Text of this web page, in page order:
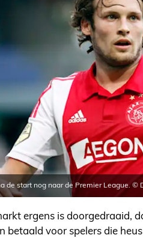
de start nog naar de Premier League. ©
ergens is doorgedraaid,
betaald voor spelers die